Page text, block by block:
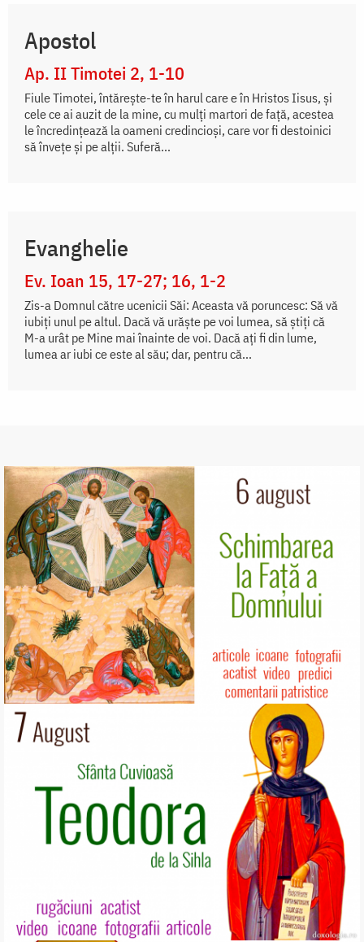
Apostol
Ap. II Timotei 2, 1-10
Fiule Timotei, întăreşte-te în harul care e în Hristos Iisus, şi
cele ce ai auzit de la mine, cu mulţi martori de faţă, acestea
le încredinţează la oameni credincioşi, care vor fi destoinici
să înveţe şi pe alţii. Suferă...
Evanghelie
Ev. Ioan 15, 17-27; 16, 1-2
Zis-a Domnul către ucenicii Săi: Aceasta vă poruncesc: Să vă
iubiți unul pe altul. Dacă vă urăște pe voi lumea, să știți că
M-a urât pe Mine mai înainte de voi. Dacă ați fi din lume,
lumea ar iubi ce este al său; dar, pentru că...